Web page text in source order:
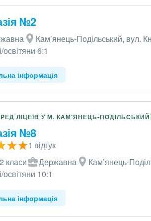
№2
Кам’янець-Подільський, вул.
освітяни 6:1
інформація
ЛІЦЕЇВ У М. КАМ’ЯНЕЦЬ-ПОДІЛЬСЬКИЙ
№8
1 відгук
класи
Державна
Кам’янець-
освітяни 10:1
інформація